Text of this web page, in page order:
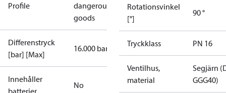
Profile
dangerous
goods
Differenstryck
[bar] [Max]
16.000 bar
Innehåller
batterier
No
Rotationsvinkel
[°]
90 °
Tryckklass PN 16
Ventilhus,
material
Segjärn
GGG40)